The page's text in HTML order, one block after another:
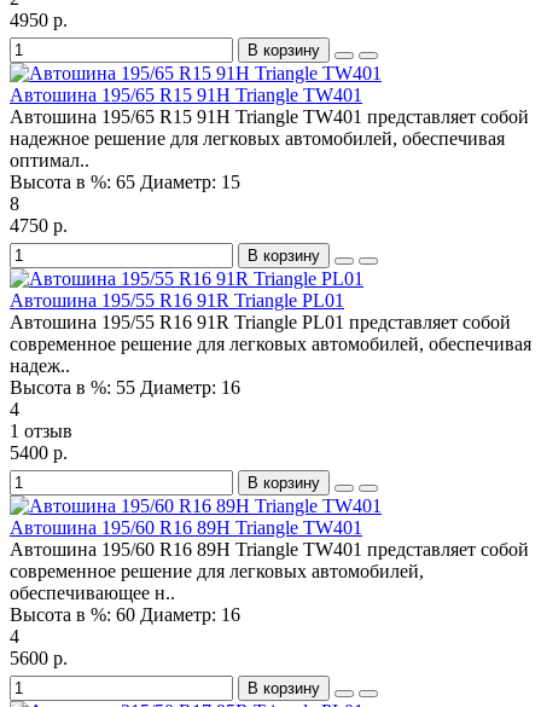
4950 р.
В корзину
Автошина 195/65 R15 91H Triangle TW401
Автошина 195/65 R15 91H Triangle TW401 представляет собой
надежное решение для легковых автомобилей, обеспечивая
оптимал..
Высота в %: 65 Диаметр: 15
8
4750 р.
В корзину
Автошина 195/55 R16 91R Triangle PL01
Автошина 195/55 R16 91R Triangle PL01 представляет собой
современное решение для легковых автомобилей, обеспечивая
надеж..
Высота в %: 55 Диаметр: 16
4
1 отзыв
5400 р.
В корзину
Автошина 195/60 R16 89H Triangle TW401
Автошина 195/60 R16 89H Triangle TW401 представляет собой
современное решение для легковых автомобилей,
обеспечивающее н..
Высота в %: 60 Диаметр: 16
4
5600 р.
В корзину